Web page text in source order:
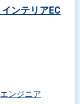
おける仮想環境を
た設計・構築 ・
Resource Access
【使用想定サ
Streams,
Lake
IAM ■そ
原則9:00～18:00
ンテリアEC
ンジニア